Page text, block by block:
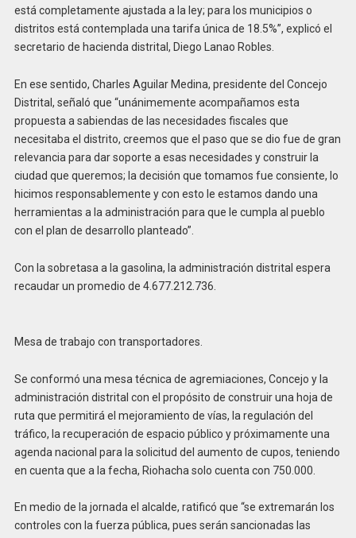
está completamente ajustada a la ley; para los municipios o
distritos está contemplada una tarifa única de 18.5%”, explicó el
secretario de hacienda distrital, Diego Lanao Robles.
En ese sentido, Charles Aguilar Medina, presidente del Concejo
Distrital, señaló que “unánimemente acompañamos esta
propuesta a sabiendas de las necesidades fiscales que
necesitaba el distrito, creemos que el paso que se dio fue de gran
relevancia para dar soporte a esas necesidades y construir la
ciudad que queremos; la decisión que tomamos fue consiente, lo
hicimos responsablemente y con esto le estamos dando una
herramientas a la administración para que le cumpla al pueblo
con el plan de desarrollo planteado”.
Con la sobretasa a la gasolina, la administración distrital espera
recaudar un promedio de 4.677.212.736.
Mesa de trabajo con transportadores.
Se conformó una mesa técnica de agremiaciones, Concejo y la
administración distrital con el propósito de construir una hoja de
ruta que permitirá el mejoramiento de vías, la regulación del
tráfico, la recuperación de espacio público y próximamente una
agenda nacional para la solicitud del aumento de cupos, teniendo
en cuenta que a la fecha, Riohacha solo cuenta con 750.000.
En medio de la jornada el alcalde, ratificó que “se extremarán los
controles con la fuerza pública, pues serán sancionadas las